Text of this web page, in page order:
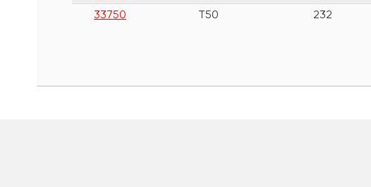
33750
Т50 232